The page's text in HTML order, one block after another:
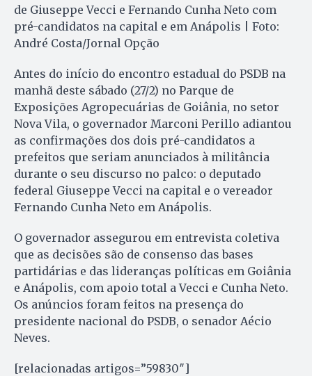
de Giuseppe Vecci e Fernando Cunha Neto com
pré-candidatos na capital e em Anápolis | Foto:
André Costa/Jornal Opção
Antes do início do encontro estadual do PSDB na
manhã deste sábado (27/2) no Parque de
Exposições Agropecuárias de Goiânia, no setor
Nova Vila, o governador Marconi Perillo adiantou
as confirmações dos dois pré-candidatos a
prefeitos que seriam anunciados à militância
durante o seu discurso no palco: o deputado
federal Giuseppe Vecci na capital e o vereador
Fernando Cunha Neto em Anápolis.
O governador assegurou em entrevista coletiva
que as decisões são de consenso das bases
partidárias e das lideranças políticas em Goiânia
e Anápolis, com apoio total a Vecci e Cunha Neto.
Os anúncios foram feitos na presença do
presidente nacional do PSDB, o senador Aécio
Neves.
[relacionadas artigos=”59830″]